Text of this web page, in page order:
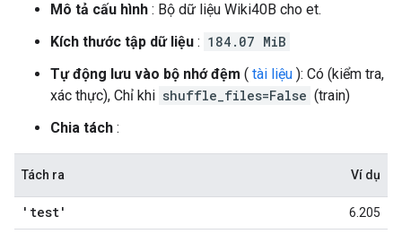
Mô tả cấu hình : Bộ dữ liệu Wiki40B cho et.
Kích thước tập dữ liệu : 184.07 MiB
Tự động lưu vào bộ nhớ đệm ( tài liệu ): Có (kiểm tra,
xác thực), Chỉ khi shuffle_files=False (train)
Chia tách :
Tách ra Ví dụ
'test' 6.205